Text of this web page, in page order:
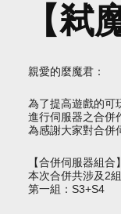
【弒
親愛的麼魔君：
為了提高遊戲的可
進行伺服器之合併
為感謝大家對合併
【合併伺服器組合】
本次合併共涉及2
第一組：S3+S4